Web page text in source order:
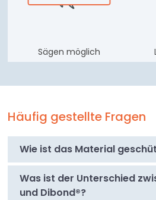
Sägen möglich
Häufig gestellte Fragen
Wie ist das Material
Was ist der Unterschied
und Dibond®?